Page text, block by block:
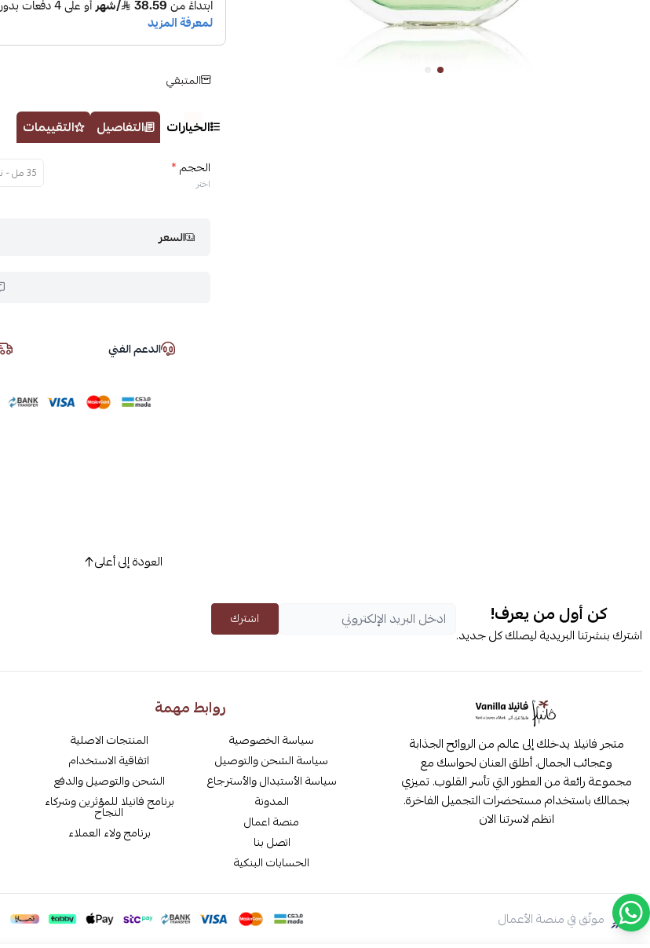
المتبقي
الخيارات التفاصيل التقييمات
الحجم*
اختر
35 مل - نفدت الكمية
السعر
الدعم الفني
العودة إلى أعلى
كن أول من يعرف!
اشترك بنشرتنا البريدية ليصلك كل جديد.
اشترك
متجر فانيلا يدخلك إلى عالم من الروائح الجذابة
وعجائب الجمال. أطلق العنان لحواسك مع
مجموعة رائعة من العطور التي تأسر القلوب. تميزي
بجمالك باستخدام مستحضرات التجميل الفاخرة.
انظم لاسرتنا الان
روابط مهمة
سياسة الخصوصية
سياسة الشحن والتوصيل
سياسة الأستبدال والأسترجاع
المدونة
منصة اعمال
اتصل بنا
الحسابات البنكية
المنتجات الاصلية
اتفاقية الاستخدام
الشحن والتوصيل والدفع
برنامج فانيلا للمؤثرين وشركاء
النجاح
برنامج ولاء العملاء
موثّق في منصة الأعمال